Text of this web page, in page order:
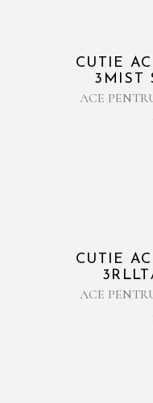
CUTIE
3MIST
ACE
CUTIE
ACE